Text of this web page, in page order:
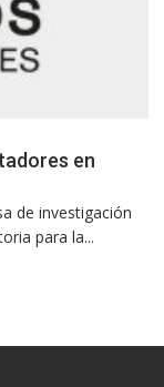
en
de investigación
para la...